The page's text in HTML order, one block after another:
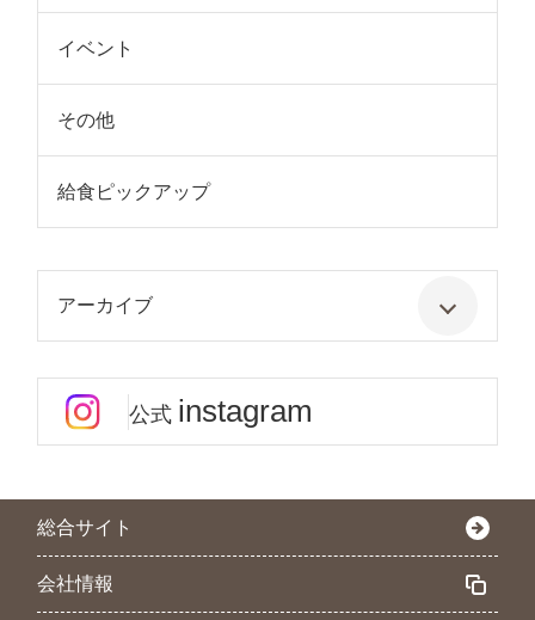
イベント
その他
給食ピックアップ
アーカイブ
公式 instagram
総合サイト
会社情報